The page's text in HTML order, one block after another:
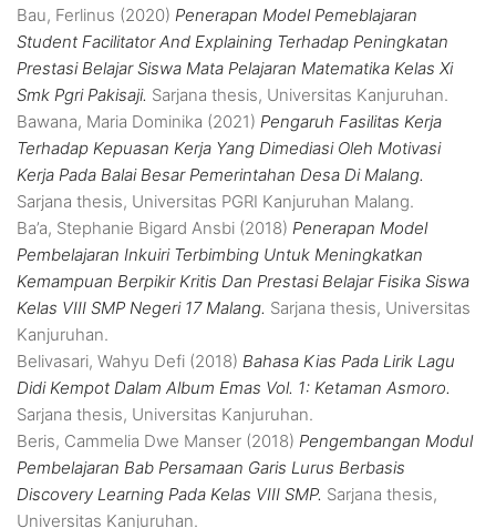
Bau, Ferlinus (2020) Penerapan Model Pemeblajaran
Student Facilitator And Explaining Terhadap Peningkatan
Prestasi Belajar Siswa Mata Pelajaran Matematika Kelas Xi
Smk Pgri Pakisaji. Sarjana thesis, Universitas Kanjuruhan.
Bawana, Maria Dominika (2021) Pengaruh Fasilitas Kerja
Terhadap Kepuasan Kerja Yang Dimediasi Oleh Motivasi
Kerja Pada Balai Besar Pemerintahan Desa Di Malang.
Sarjana thesis, Universitas PGRI Kanjuruhan Malang.
Ba’a, Stephanie Bigard Ansbi (2018) Penerapan Model
Pembelajaran Inkuiri Terbimbing Untuk Meningkatkan
Kemampuan Berpikir Kritis Dan Prestasi Belajar Fisika Siswa
Kelas VIII SMP Negeri 17 Malang. Sarjana thesis, Universitas
Kanjuruhan.
Belivasari, Wahyu Defi (2018) Bahasa Kias Pada Lirik Lagu
Didi Kempot Dalam Album Emas Vol. 1: Ketaman Asmoro.
Sarjana thesis, Universitas Kanjuruhan.
Beris, Cammelia Dwe Manser (2018) Pengembangan Modul
Pembelajaran Bab Persamaan Garis Lurus Berbasis
Discovery Learning Pada Kelas VIII SMP. Sarjana thesis,
Universitas Kanjuruhan.